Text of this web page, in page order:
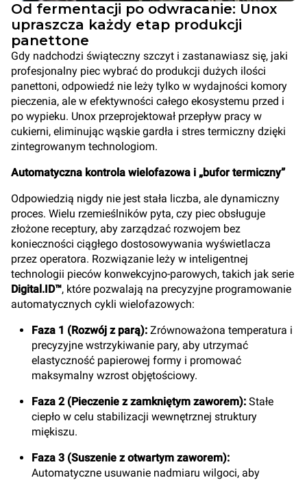
Od fermentacji po odwracanie: Unox
upraszcza każdy etap produkcji
panettone
Gdy nadchodzi świąteczny szczyt i zastanawiasz się, jaki
profesjonalny piec wybrać do produkcji dużych ilości
panettoni, odpowiedź nie leży tylko w wydajności komory
pieczenia, ale w efektywności całego ekosystemu przed i
po wypieku. Unox przeprojektował przepływ pracy w
cukierni, eliminując wąskie gardła i stres termiczny dzięki
zintegrowanym technologiom.
Automatyczna kontrola wielofazowa i „bufor termiczny”
Odpowiedzią nigdy nie jest stała liczba, ale dynamiczny
proces. Wielu rzemieślników pyta, czy piec obsługuje
złożone receptury, aby zarządzać rozwojem bez
konieczności ciągłego dostosowywania wyświetlacza
przez operatora. Rozwiązanie leży w inteligentnej
technologii pieców konwekcyjno-parowych, takich jak serie
Digital.ID™, które pozwalają na precyzyjne programowanie
automatycznych cykli wielofazowych:
Faza 1 (Rozwój z parą): Zrównoważona temperatura i
precyzyjne wstrzykiwanie pary, aby utrzymać
elastyczność papierowej formy i promować
maksymalny wzrost objętościowy.
Faza 2 (Pieczenie z zamkniętym zaworem): Stałe
ciepło w celu stabilizacji wewnętrznej struktury
miękiszu.
Faza 3 (Suszenie z otwartym zaworem):
Automatyczne usuwanie nadmiaru wilgoci, aby